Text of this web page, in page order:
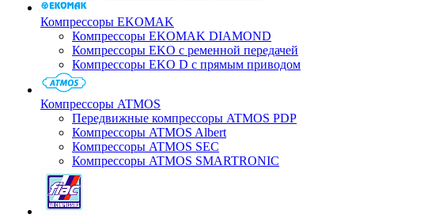
Компрессоры EKOMAK
Компрессоры EKOMAK DIAMOND
Компрессоры EKO c ременной передачей
Компрессоры EKO D с прямым приводом
Компрессоры ATMOS
Передвижные компрессоры ATMOS PDP
Компрессоры ATMOS Albert
Компрессоры ATMOS SEC
Компрессоры ATMOS SMARTRONIC